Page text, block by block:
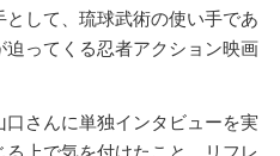
して、琉球武術の使い手であ
ってくる忍者アクション映画
さんに単独インタビューを実
上で気を付けたこと、リフレ